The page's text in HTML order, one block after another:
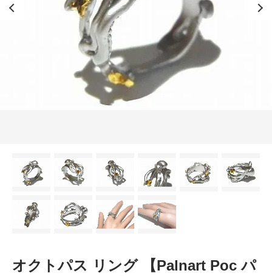
オクトパス リング 【Palnart Poc パ